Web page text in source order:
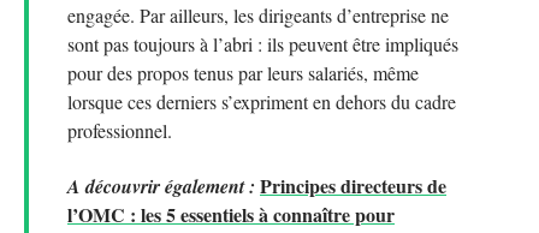
engagée. Par ailleurs, les dirigeants d’entreprise ne
sont pas toujours à l’abri : ils peuvent être impliqués
pour des propos tenus par leurs salariés, même
lorsque ces derniers s’expriment en dehors du cadre
professionnel.
A découvrir également : Principes directeurs de
l’OMC : les 5 essentiels à connaître pour